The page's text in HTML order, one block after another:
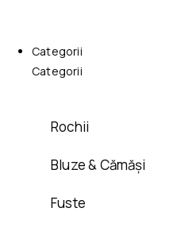
Categorii
Categorii
Rochii
Bluze & Cămăși
Fuste